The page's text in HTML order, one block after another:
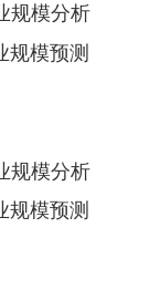
规模分析
模预测
规模分析
模预测